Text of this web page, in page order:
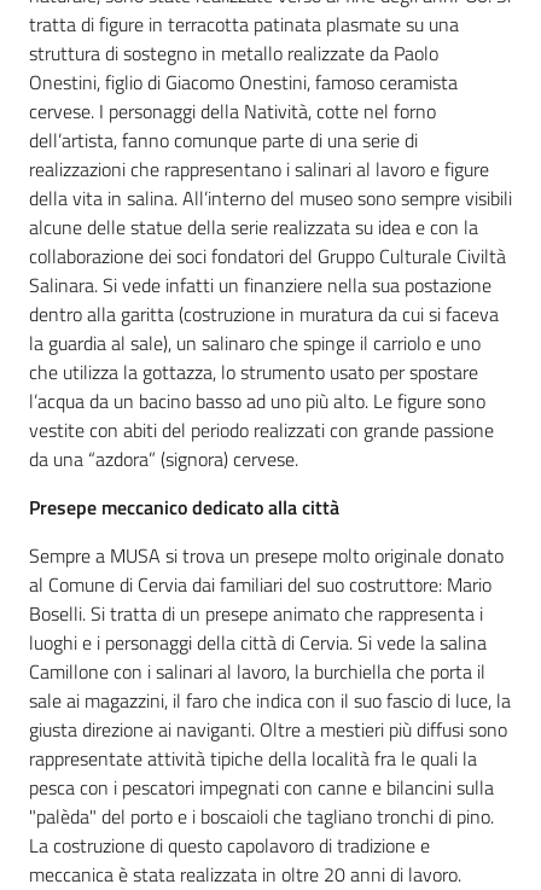
tratta di figure in terracotta patinata plasmate su una
struttura di sostegno in metallo realizzate da Paolo
Onestini, figlio di Giacomo Onestini, famoso ceramista
cervese. I personaggi della Natività, cotte nel forno
dell’artista, fanno comunque parte di una serie di
realizzazioni che rappresentano i salinari al lavoro e figure
della vita in salina. All’interno del museo sono sempre visibili
alcune delle statue della serie realizzata su idea e con la
collaborazione dei soci fondatori del Gruppo Culturale Civiltà
Salinara. Si vede infatti un finanziere nella sua postazione
dentro alla garitta (costruzione in muratura da cui si faceva
la guardia al sale), un salinaro che spinge il carriolo e uno
che utilizza la gottazza, lo strumento usato per spostare
l’acqua da un bacino basso ad uno più alto. Le figure sono
vestite con abiti del periodo realizzati con grande passione
da una “azdora” (signora) cervese.
Presepe meccanico dedicato alla città
Sempre a MUSA si trova un presepe molto originale donato
al Comune di Cervia dai familiari del suo costruttore: Mario
Boselli. Si tratta di un presepe animato che rappresenta i
luoghi e i personaggi della città di Cervia. Si vede la salina
Camillone con i salinari al lavoro, la burchiella che porta il
sale ai magazzini, il faro che indica con il suo fascio di luce, la
giusta direzione ai naviganti. Oltre a mestieri più diffusi sono
rappresentate attività tipiche della località fra le quali la
pesca con i pescatori impegnati con canne e bilancini sulla
"palèda" del porto e i boscaioli che tagliano tronchi di pino.
La costruzione di questo capolavoro di tradizione e
meccanica è stata realizzata in oltre 20 anni di lavoro.